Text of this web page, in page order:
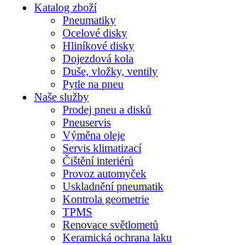
Katalog zboží
Pneumatiky
Ocelové disky
Hliníkové disky
Dojezdová kola
Duše, vložky, ventily
Pytle na pneu
Naše služby
Prodej pneu a disků
Pneuservis
Výměna oleje
Servis klimatizací
Čištění interiérů
Provoz automyček
Uskladnění pneumatik
Kontrola geometrie
TPMS
Renovace světlometů
Keramická ochrana laku